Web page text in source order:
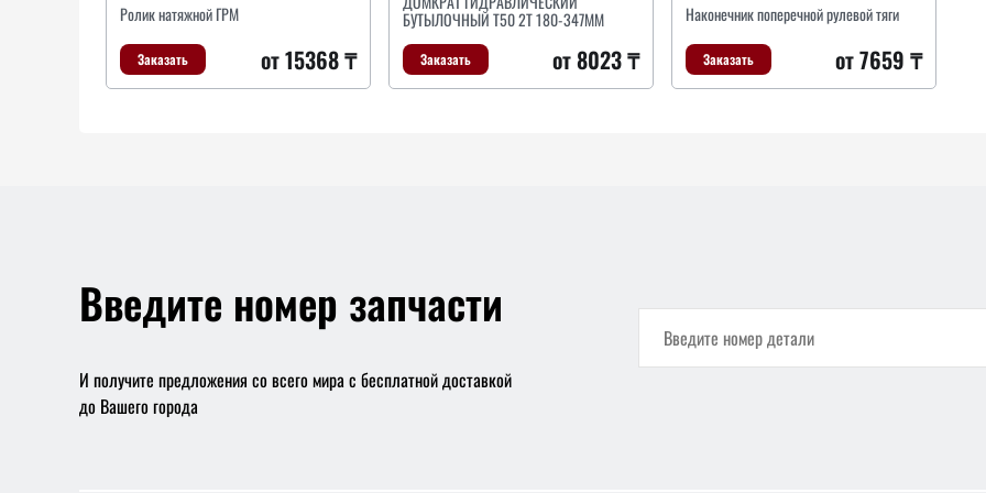
Ролик натяжной ГРМ
Заказать от 15368 ₸
БУТЫЛОЧНЫЙ T50 2Т 180-347ММ
Заказать от 8023 ₸
Наконечник поперечной рулевой тяги
Заказать от 7659 ₸
Введите номер запчасти
И получите предложения со всего мира с бесплатной доставкой
до Вашего города